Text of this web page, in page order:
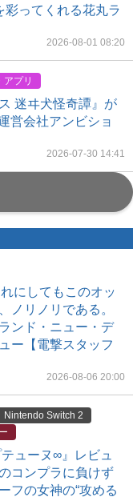
ってくれる花丸ラ
2026-08-01 08:20
アプリ
迷ヰ犬怪奇譚』が
営会社アンビショ
2026-07-30 14:41
にしてもこのオッ
ノリノリである。
ンド・ニュー・デ
ー【電撃スタッフ
2026-08-06 20:00
Nintendo Switch 2
ューヌ∞』レビュ
コンプラに負けず
フの女神の“攻める